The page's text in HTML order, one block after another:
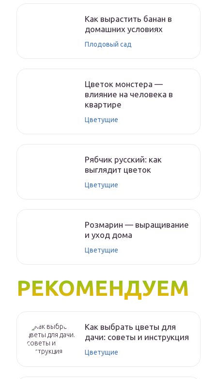
Как вырастить банан в
домашних условиях
Плодовый сад
Цветок монстера —
влияние на человека в
квартире
Цветущие
Рябчик русский: как
выглядит цветок
Цветущие
Розмарин — выращивание
и уход дома
Цветущие
РЕКОМЕНДУЕМ
Как выбрать цветы для
дачи: советы и инструкция
Цветущие